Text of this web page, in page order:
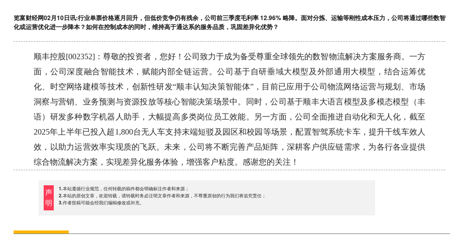
览富财经网02月10日讯:行业单票价格逐月回升，但低价竞争仍有残余，公司前三季度毛利率 12.96% 略降。面对分拣、运输等刚性成本压力，公司将通过哪些数智
化或运营优化进一步降本？如何在控制成本的同时，维持高于通达系的服务品质，巩固差异化优势？
顺丰控股[002352]：尊敬的投资者，您好！公司致力于成为备受尊重全球领先的数智物流解决方案服务商。一方
面，公司深度融合智能技术，赋能内部全链运营。公司基于自研垂域大模型及外部通用大模型，结合运筹优
化、时空网络建模等技术，创新性研发“顺丰认知决策智能体”，目前已应用于公司物流网络运营与规划、市场
洞察与营销、业务预测与资源投放等核心智能决策场景中。同时，公司基于顺丰大语言模型及多模态模型（丰
语）研发多种数字机器人助手，大幅提高多类岗位员工效能。另一方面，公司全面推进自动化和无人化，截至
2025年上半年已投入超1,800台无人车支持末端短驳及园区和校园等场景，配置智驾系统卡车，提升干线车效人
效，以助力运营效率实现质的飞跃。未来，公司将不断完善产品矩阵，深耕客户供应链需求，为各行各业提供
综合物流解决方案，实现差异化服务体验，增强客户粘度。感谢您的关注！
声
明
1.本站遵循行业规范，任何转载的稿件都会明确标注作者和来源；
2.本站的原创文章，欢迎转载，请转载时务必注明文章作者和来源，不尊重原创的行为我们将追究责任；
3.作者投稿可能会经我们编辑修改或补充。